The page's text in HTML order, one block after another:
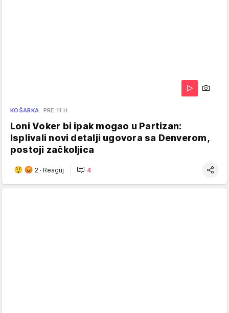
KOŠARKA PRE 11 H
Loni Voker bi ipak mogao u Partizan:
Isplivali novi detalji ugovora sa Denverom,
postoji začkoljica
2 · Reaguj 4